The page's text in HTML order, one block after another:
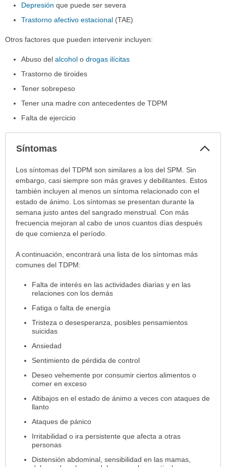
Depresiónque puede ser severa
Trastorno afectivo estacional (TAE)
Otros factores que pueden intervenir incluyen:
Abuso delalcohol odrogas ilícitas
Trastorno de tiroides
Tener sobrepeso
Tener una madre con antecedentes de TDPM
Falta de ejercicio
Síntomas
Síntomas
sido
extendido.
Los síntomas del TDPM son similares a los del SPM. Sin
embargo, casi siempre son más graves y debilitantes. Estos
también incluyen al menos un síntoma relacionado con el
estado de ánimo. Los síntomas se presentan durante la
semana justo antes del sangrado menstrual. Con más
frecuencia mejoran al cabo de unos cuantos días después
de que comienza el período.
A continuación, encontrará una lista de los síntomas más
comunes del TDPM:
Falta de interés en las actividades diarias y en las
relaciones con los demás
Fatiga o falta de energía
Tristeza o desesperanza, posibles pensamientos
suicidas
Ansiedad
Sentimiento de pérdida de control
Deseo vehemente por consumir ciertos alimentos o
comer en exceso
Altibajos en el estado de ánimo a veces con ataques de
llanto
Ataques de pánico
Irritabilidad o ira persistente que afecta a otras
personas
Distensión abdominal, sensibilidad en las mamas,